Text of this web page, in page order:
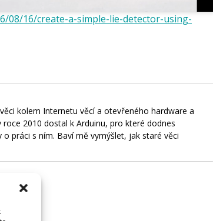
08/16/create-a-simple-lie-detector-using-
kolem Internetu věcí a otevřeného hardware a
2010 dostal k Arduinu, pro které dodnes
práci s ním. Baví mě vymýšlet, jak staré věci